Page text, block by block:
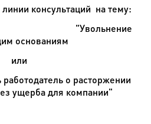
консультаций на тему:
"Увольнение
основаниям
или
о расторжении
ущерба для компании"